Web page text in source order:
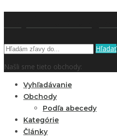
Hľadať
Našli sme tieto obchody:
Vyhľadávanie
Obchody
Podľa abecedy
Kategórie
Články